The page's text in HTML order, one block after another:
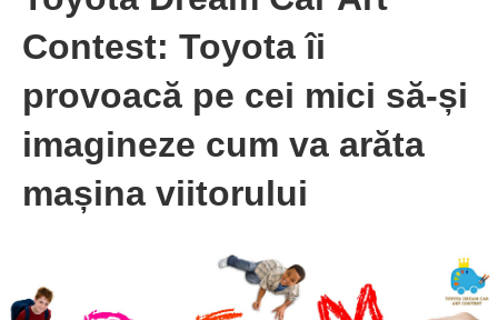
Contest: Toyota îi
provoacă pe cei mici să-și
imagineze cum va arăta
mașina viitorului